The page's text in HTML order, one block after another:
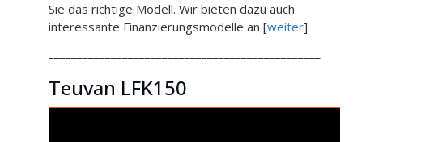
Sie das richtige Modell. Wir bieten dazu auch
interessante Finanzierungsmodelle an [weiter]
Teuvan LFK150